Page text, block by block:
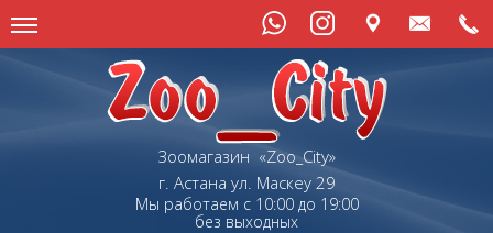
Зоомагазин «Zoo_City»
г. Астана ул. Маскеу29
Мы работаем с 10:00 до 19:00
без выходных